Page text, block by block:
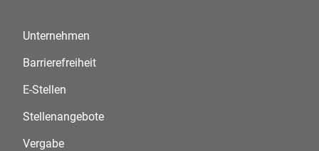
Unternehmen
Barrierefreiheit
E-Stellen
Stellenangebote
Vergabe